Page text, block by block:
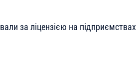
за ліцензією на підприємствах